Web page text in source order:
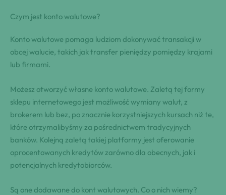
Czym jest konto walutowe?
Konto walutowe pomaga ludziom dokonywać transakcji w
obcej walucie, takich jak transfer pieniędzy pomiędzy krajami
lub firmami.
Możesz otworzyć własne konto walutowe. Zaletą tej formy
sklepu internetowego jest możliwość wymiany walut, z
brokerem lub bez, po znacznie korzystniejszych kursach niż te,
które otrzymalibyśmy za pośrednictwem tradycyjnych
banków. Kolejną zaletą takiej platformy jest oferowanie
oprocentowanych kredytów zarówno dla obecnych, jak i
potencjalnych kredytobiorców.
Są one dodawane do kont walutowych. Co o nich wiemy?